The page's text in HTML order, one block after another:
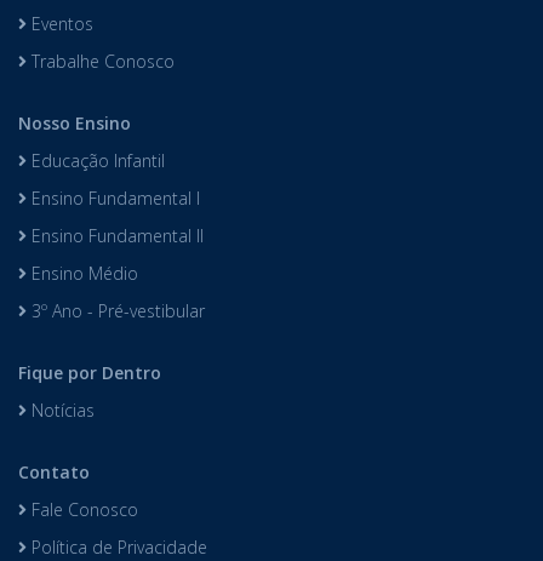
Eventos
Trabalhe Conosco
Nosso Ensino
Educação Infantil
Ensino Fundamental I
Ensino Fundamental II
Ensino Médio
3º Ano - Pré-vestibular
Fique por Dentro
Notícias
Contato
Fale Conosco
Política de Privacidade